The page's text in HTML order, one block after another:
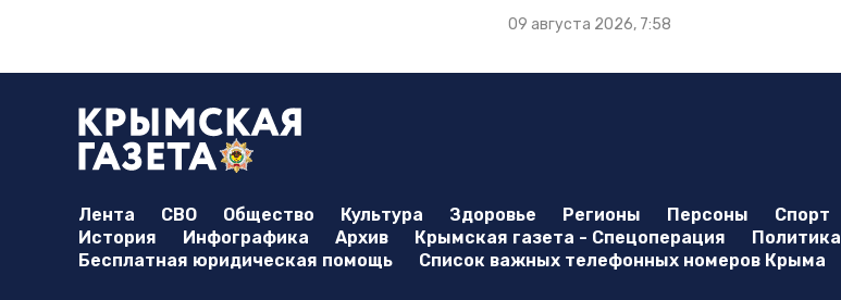
09 августа 2026, 7:58
Лента СВО Общество Культура Здоровье Регионы Персоны Спорт
История
Инфографика Архив Крымская газета - Спецоперация Политика
Бесплатная юридическая помощь
Список важных телефонных номеров Крыма